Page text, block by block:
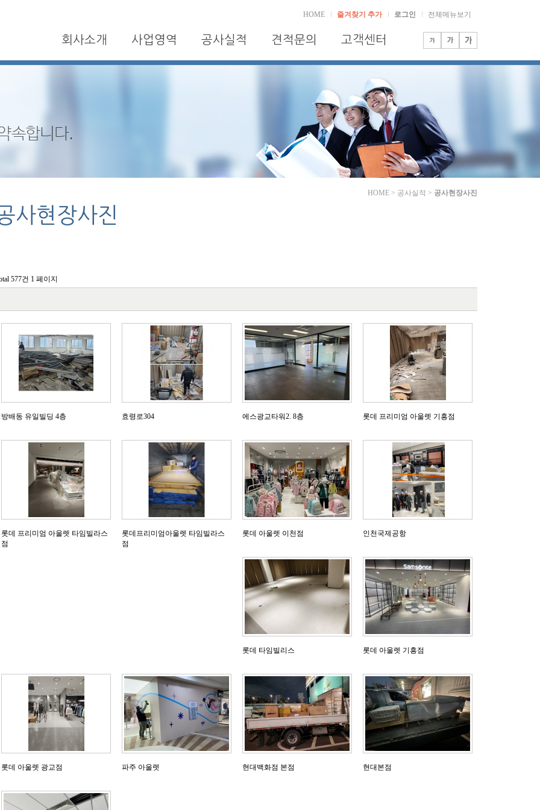
HOME 즐겨찾기 추가 로그인 전체메뉴보기
회사소개 사업영역 공사실적 견적문의 고객센터
HOME > 공사실적 > 공사현장사진
사현장사진
577건 1 페이지
방배동 유일빌딩 4층 효령로304 에스광교타워2. 8층 롯데 프리미엄 아울렛 기흥점
롯데 프리미엄 아울렛 타임빌라스
점
롯데프리미엄아울렛 타임빌라스
점
롯데 아울렛 이천점 인천국제공항
롯데 타임빌리스 롯데 아울렛 기흥점
롯데 아울렛 광교점 파주 아울렛 현대백화점 본점 현대본점